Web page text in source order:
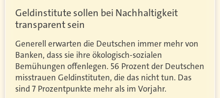
Geldinstitute sollen bei Nachhaltigkeit
transparent sein
Generell erwarten die Deutschen immer mehr von
Banken, dass sie ihre ökologisch-sozialen
Bemühungen offenlegen. 56 Prozent der Deutschen
misstrauen Geldinstituten, die das nicht tun. Das
sind 7 Prozentpunkte mehr als im Vorjahr.